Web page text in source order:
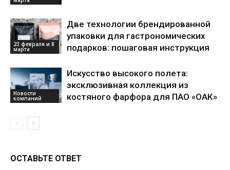
23 февраля и 8
марта
Две технологии брендированной
упаковки для гастрономических
подарков: пошаговая инструкция
Новости
компаний
Искусство высокого полета:
эксклюзивная коллекция из
костяного фарфора для ПАО «ОАК»
ОСТАВЬТЕ ОТВЕТ